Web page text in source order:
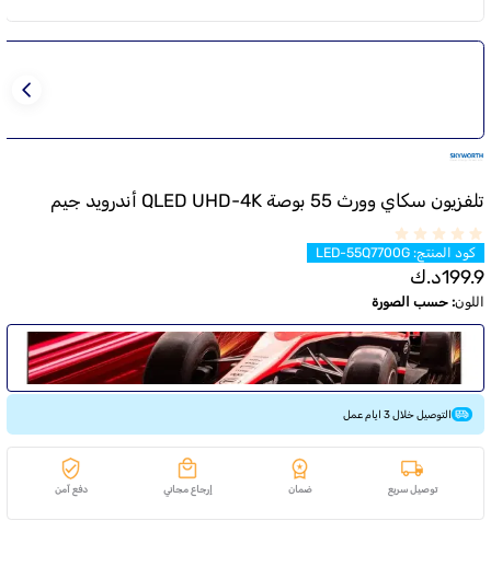
تلفزيون سكاي وورث 55 بوصة QLED UHD-4K أندرويد جيم
كود المنتج:
LED-55Q7700G
199.9د.ك
اللون: حسب الصورة
التوصيل خلال 3 ايام عمل
توصيل سريع ضمان إرجاع مجاني دفع آمن